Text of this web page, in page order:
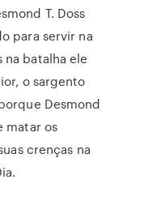
T. Doss
para servir na
na batalha ele
o sargento
Desmond
matar os
crenças na